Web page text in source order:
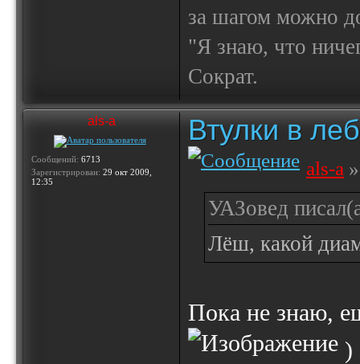
за шагом можно
"Я знаю, что
Сократ.
als-a
Сообщений: 6713
Зарегистрирован: 29 окт 2009,
12:35
Втулки в
als-a
УАЗовед
Лёш, какой
Пока не знаю,
)